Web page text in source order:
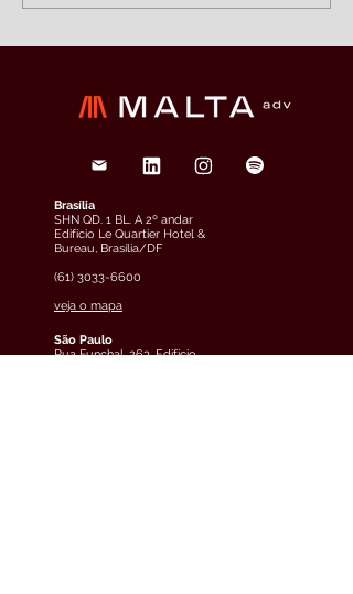
Brasília
SHN QD. 1 BL. A 2º andar
Edifício Le Quartier Hotel &
Bureau, Brasília/DF
(61) 3033-6600
veja o mapa
São Paulo
Rua Funchal, 263, Edifício